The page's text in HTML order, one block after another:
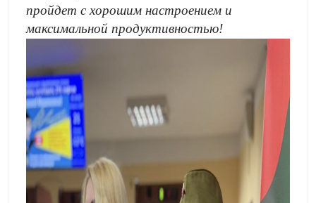
пройдет с хорошим настроением и
максимальной продуктивностью!